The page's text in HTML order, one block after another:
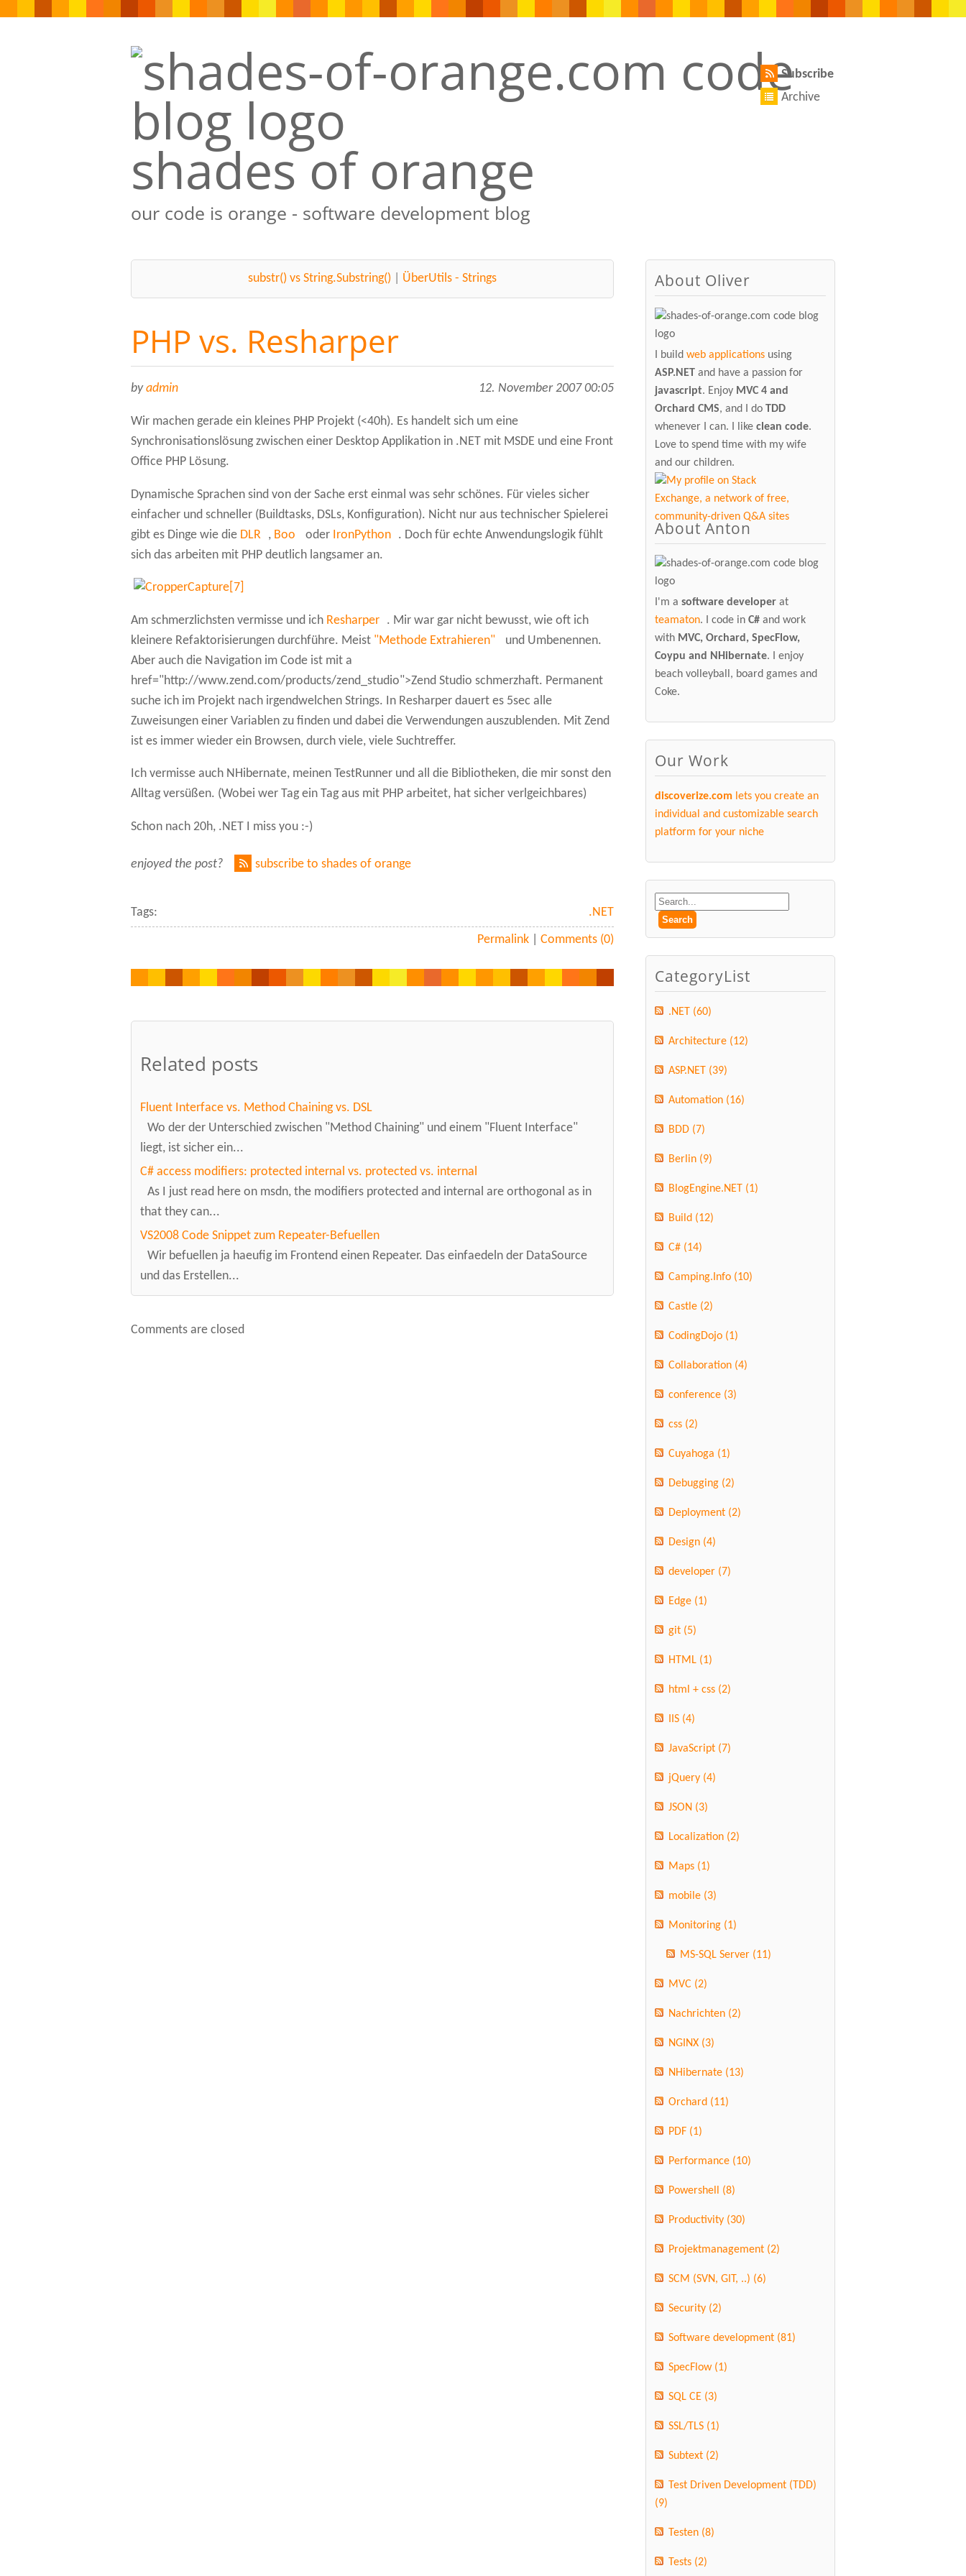
shades of orange
our code is orange - software development blog
Subscribe
Archive
substr() vs String.Substring() ÜberUtils - Strings
PHP vs. Resharper
byadmin 12. November 2007 00:05
Wir machen gerade ein kleines PHP Projekt (<40h). Es handelt sich um eine
Synchronisationslösung zwischen einer Desktop Applikation in .NET mit MSDE und eine Front
Office PHP Lösung.
Dynamische Sprachen sind von der Sache erst einmal was sehr schönes. Für vieles sicher
einfacher und schneller (Buildtasks, DSLs, Konfiguration). Nicht nur aus technischer Spielerei
gibt es Dinge wie die DLR , Boo oder IronPython
. Doch für echte Anwendungslogik fühlt
sich das arbeiten mit PHP deutlich langsamer an.
Am schmerzlichsten vermisse und ich Resharper
. Mir war gar nicht bewusst, wie oft ich
kleinere Refaktorisierungen durchführe. Meist "Methode Extrahieren"
und Umbenennen.
Aber auch die Navigation im Code ist mit a
href="http://www.zend.com/products/zend_studio">Zend Studio schmerzhaft. Permanent
suche ich im Projekt nach irgendwelchen Strings. In Resharper dauert es 5sec alle
Zuweisungen einer Variablen zu finden und dabei die Verwendungen auszublenden. Mit Zend
ist es immer wieder ein Browsen, durch viele, viele Suchtreffer.
Ich vermisse auch NHibernate, meinen TestRunner und all die Bibliotheken, die mir sonst den
Alltag versüßen. (Wobei wer Tag ein Tag aus mit PHP arbeitet, hat sicher verlgeichbares)
Schon nach 20h, .NET I miss you :-)
enjoyed the post? subscribe to shades of orange
Tags: .NET
Permalink |Comments (0)
Related posts
Fluent Interface vs. Method Chaining vs. DSL
Wo der der Unterschied zwischen "Method Chaining" und einem "Fluent Interface"
liegt, ist sicher ein...
C# access modifiers: protected internal vs. protected vs. internal
As I just read here on msdn, the modifiers protected and internal are orthogonal as in
that they can...
VS2008 Code Snippet zum Repeater-Befuellen
Wir befuellen ja haeufig im Frontend einen Repeater. Das einfaedeln der DataSource
und das Erstellen...
Comments are closed
About Oliver
I buildweb applications using
ASP.NET and have a passion for
javascript. Enjoy MVC 4 and
Orchard CMS, and I doTDD
whenever I can. I likeclean code.
Love to spend time with my wife
and our children.
About Anton
I'm asoftware developer at
teamaton. I code inC# and work
with MVC, Orchard, SpecFlow,
Coypu and NHibernate. I enjoy
beach volleyball, board games and
Coke.
Our Work
discoverize.com lets you create an
individual and customizable search
platform for your niche
CategoryList
.NET (60)
Architecture (12)
ASP.NET (39)
Automation (16)
BDD (7)
Berlin (9)
BlogEngine.NET (1)
Build (12)
C# (14)
Camping.Info (10)
Castle (2)
CodingDojo (1)
Collaboration (4)
conference (3)
css (2)
Cuyahoga (1)
Debugging (2)
Deployment (2)
Design (4)
developer (7)
Edge (1)
git (5)
HTML (1)
html + css (2)
IIS (4)
JavaScript (7)
jQuery (4)
JSON (3)
Localization (2)
Maps (1)
mobile (3)
Monitoring (1)
MS-SQL Server (11)
MVC (2)
Nachrichten (2)
NGINX (3)
NHibernate (13)
Orchard (11)
PDF (1)
Performance (10)
Powershell (8)
Productivity (30)
Projektmanagement (2)
SCM (SVN, GIT, ..) (6)
Security (2)
Software development (81)
SpecFlow (1)
SQL CE (3)
SSL/TLS (1)
Subtext (2)
Test Driven Development (TDD)
(9)
Testen (8)
Tests (2)